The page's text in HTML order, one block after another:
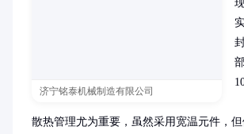
济宁铭泰机械制造有限公司
散热管理尤为重要，虽然采用宽温元件，